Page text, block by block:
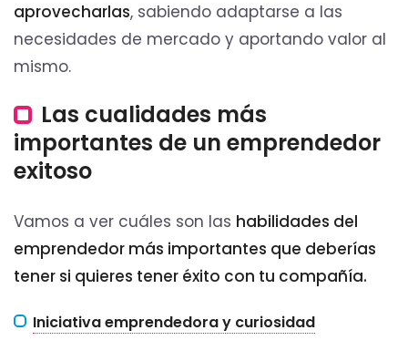
aprovecharlas, sabiendo adaptarse a las
necesidades de mercado y aportando valor al
mismo.
Las cualidades más
importantes de un emprendedor
exitoso
Vamos a ver cuáles son las habilidades del
emprendedor más importantes que deberías
tener si quieres tener éxito con tu compañía.
Iniciativa emprendedora y curiosidad